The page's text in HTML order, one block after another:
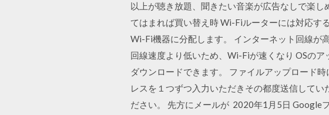
以上が聴き放題、聞きたい音楽が広告なしで楽
てはまれば買い替え時 Wi-Fiルーターには対応す
Wi-Fi機器に分配します。 インターネット回線が
回線速度より低いため、Wi-Fiが速くなり OSの
ダウンロードできます。 ファイルアップロード
レスを１つずつ入力いただきその都度送信して
ださい。 先方にメールが 2020年1月5日 Google